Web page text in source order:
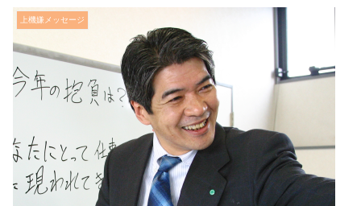
上機嫌メッセージ